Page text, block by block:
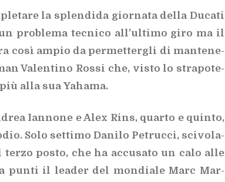
la splen­di­da gior­na­ta del­la Du­ca­ti
pro­ble­ma tec­ni­co al­l’ul­ti­mo giro ma il
così am­pio da per­met­ter­gli di man­te­ne­
Va­len­ti­no Ros­si che, vi­sto lo stra­po­te­
alla sua Ya­ha­ma.
Ian­no­ne e Alex Rins, quar­to e quin­to,
Solo set­ti­mo Da­ni­lo Pe­truc­ci, sci­vo­la­
po­sto, che ha ac­cu­sa­to un calo alle
pun­ti il lea­der del mon­dia­le Marc Mar­